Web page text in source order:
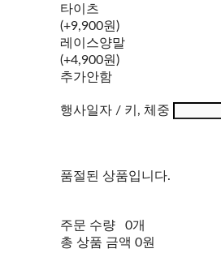
타이츠
(+9,900원)
레이스양말
(+4,900원)
추가안함
행사일자 / 키, 체중
품절된 상품입니다.
주문 수량
0개
총 상품 금액 0원